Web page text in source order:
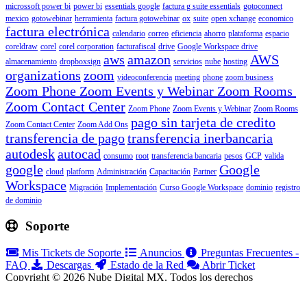
microssoft power bi power bi essentials google factura g suite essentials gotoconnect
mexico gotowebinar herramienta factura gotowebinar ox suite open xchange economico
factura electrónica calendario correo eficiencia ahorro plataforma espacio
coreldraw corel corel corporation facturafiscal drive Google Workspace drive
almacenamiento dropboxsign aws amazon servicios nube hosting AWS
organizations zoom videoconferencia meeting phone zoom business
Zoom Phone Zoom Events y Webinar Zoom Rooms
Zoom Contact Center Zoom Phone Zoom Events y Webinar Zoom Rooms
Zoom Contact Center Zoom Add Ons pago sin tarjeta de credito
transferencia de pagotransferencia inerbancaria
autodeskautocad consumo root transferencia bancaria pesos GCP valida
google cloud platform Administración Capacitación Partner Google
Workspace Migración Implementación Curso Google Workspace dominio registro
de dominio
Soporte
Mis Tickets de Soporte Anuncios
Preguntas Frecuentes -
FAQ
Descargas Estado de la Red
Abrir Ticket
Copyright © 2026 Nube Digital MX. Todos los derechos